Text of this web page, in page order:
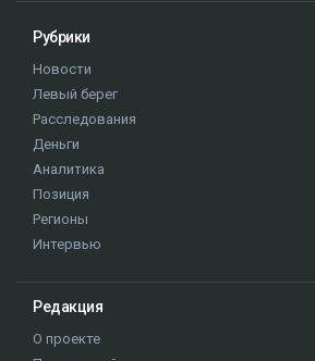
Рубрики
Новости
Левый берег
Расследования
Деньги
Аналитика
Позиция
Регионы
Интервью
Редакция
О проекте